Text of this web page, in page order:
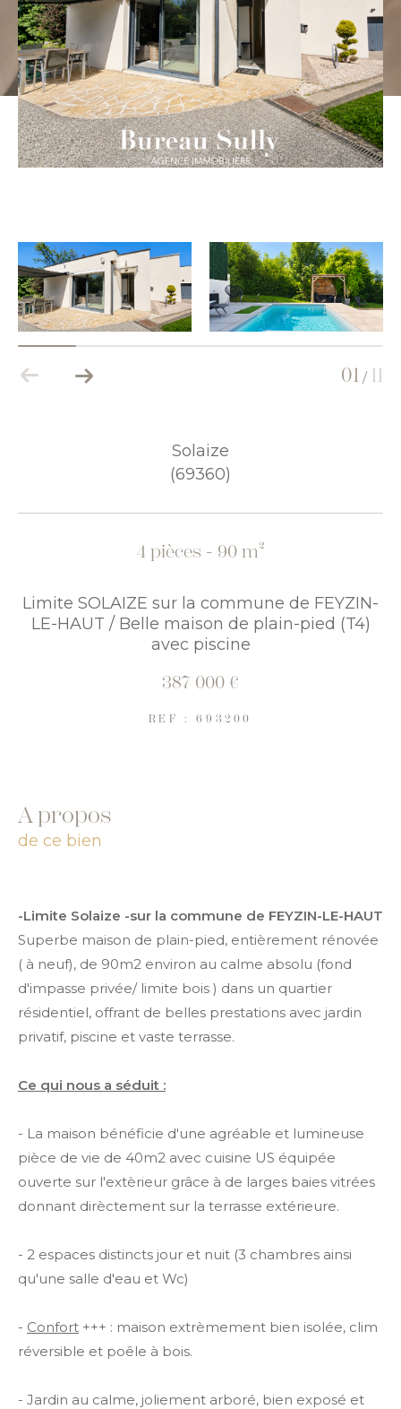
01 / 11
Solaize
(69360)
4 pièces - 90 m²
Limite SOLAIZE sur la commune de FEYZIN-
LE-HAUT / Belle maison de plain-pied (T4)
avec piscine
387 000 €
REF : 693200
a propos
de ce bien
-Limite Solaize -sur la commune de FEYZIN-LE-HAUT
Superbe maison de plain-pied, entièrement rénovée
( à neuf), de 90m2 environ au calme absolu (fond
d'impasse privée/ limite bois ) dans un quartier
résidentiel, offrant de belles prestations avec jardin
privatif, piscine et vaste terrasse.
Ce qui nous a séduit :
- La maison bénéficie d'une agréable et lumineuse
pièce de vie de 40m2 avec cuisine US équipée
ouverte sur l'extèrieur grâce à de larges baies vitrées
donnant dirèctement sur la terrasse extérieure.
- 2 espaces distincts jour et nuit (3 chambres ainsi
qu'une salle d'eau et Wc)
- Confort +++ : maison extrèmement bien isolée, clim
réversible et poêle à bois.
- Jardin au calme, joliement arboré, bien exposé et
Budget
Budget
Surface
Surface
Pièces
Pièces
AFFINER LES CRITÈRES
TERRASSE PARKING PISCINE
RECHERCHER